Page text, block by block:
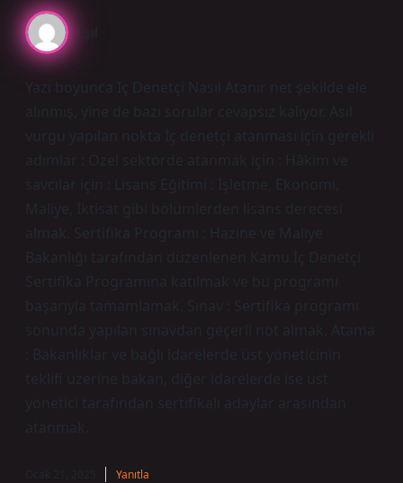
Işıl
Yazı boyunca Iç Denetçi Nasıl Atanır net şekilde ele
alınmış, yine de bazı sorular cevapsız kalıyor. Asıl
vurgu yapılan nokta İç denetçi atanması için gerekli
adımlar : Özel sektörde atanmak için : Hâkim ve
savcılar için : Lisans Eğitimi : İşletme, Ekonomi,
Maliye, İktisat gibi bölümlerden lisans derecesi
almak. Sertifika Programı : Hazine ve Maliye
Bakanlığı tarafından düzenlenen Kamu İç Denetçi
Sertifika Programına katılmak ve bu programı
başarıyla tamamlamak. Sınav : Sertifika programı
sonunda yapılan sınavdan geçerli not almak. Atama
: Bakanlıklar ve bağlı idarelerde üst yöneticinin
teklifi üzerine bakan, diğer idarelerde ise üst
yönetici tarafından sertifikalı adaylar arasından
atanmak.
Yanıtla